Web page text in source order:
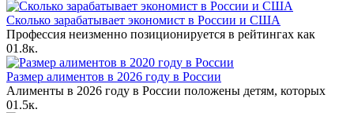
Сколько зарабатывает экономист в России и США
Профессия неизменно позиционируется в рейтингах как
01.8к.
Размер алиментов в 2026 году в России
Алименты в 2026 году в России положены детям, которых
01.5к.